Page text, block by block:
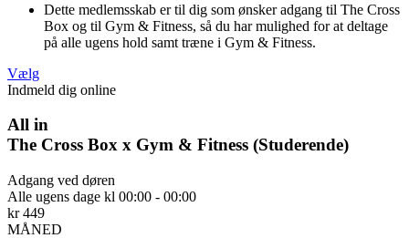
Dette medlemsskab er til dig som ønsker adgang til The Cross
Box og til Gym & Fitness, så du har mulighed for at deltage
på alle ugens hold samt træne i Gym & Fitness.
Vælg
Indmeld dig online
All in
The Cross Box x Gym & Fitness (Studerende)
Adgang ved døren
Alle ugens dage kl 00:00 - 00:00
kr 449
MÅNED